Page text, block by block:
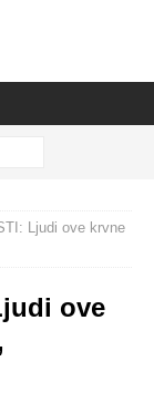
Ljudi ove krvne
ove